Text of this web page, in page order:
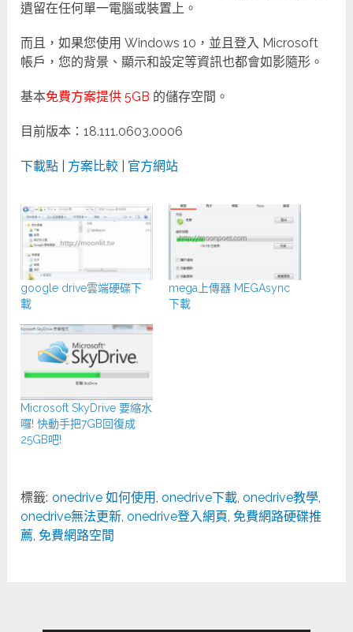
遺留在任何單一電腦或裝置上。
而且，如果您使用 Windows 10，並且登入 Microsoft
帳戶，您的背景、顯示和設定等資訊也都會如影隨形。
基本免費方案提供 5GB 的儲存空間。
目前版本：18.111.0603.0006
下載點 方案比較 官方網站
google drive雲端硬碟下
載
mega上傳器 MEGAsync
下載
Microsoft SkyDrive 要縮水
囉! 快動手把7GB回復成
25GB吧!
標籤: onedrive 如何使用,onedrive下載,onedrive教學,
onedrive無法更新,onedrive登入網頁, 免費網路硬碟推
薦, 免費網路空間